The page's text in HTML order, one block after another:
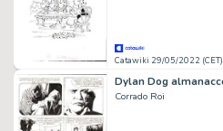
Catawiki 29/05/2022 (CET)
Corrado Roi